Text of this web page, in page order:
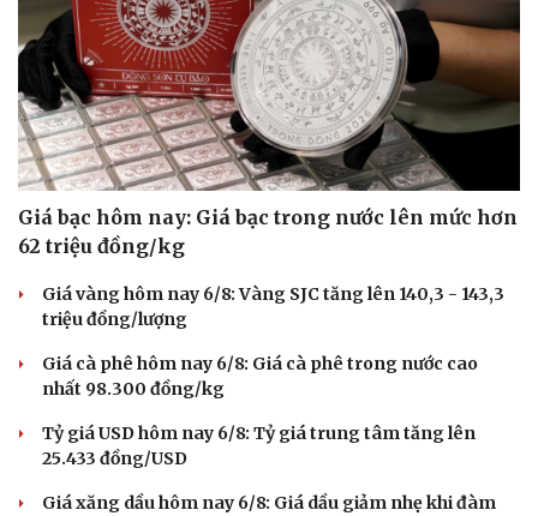
Sức khỏe
Dinh dưỡng - món ngon
Cây thuốc
Sản phụ khoa
Nhi khoa
Nam khoa
Phòng mạch online
Ăn sạch sống khỏe
Đời sống
Nhà đẹp
Blog
Tình yêu - Gia đình
Giá bạc hôm nay: Giá bạc trong nước lên mức hơn
62 triệu đồng/kg
Giá vàng hôm nay 6/8: Vàng SJC tăng lên 140,3 - 143,3
triệu đồng/lượng
Giá cà phê hôm nay 6/8: Giá cà phê trong nước cao
nhất 98.300 đồng/kg
Tỷ giá USD hôm nay 6/8: Tỷ giá trung tâm tăng lên
25.433 đồng/USD
Giá xăng dầu hôm nay 6/8: Giá dầu giảm nhẹ khi đàm